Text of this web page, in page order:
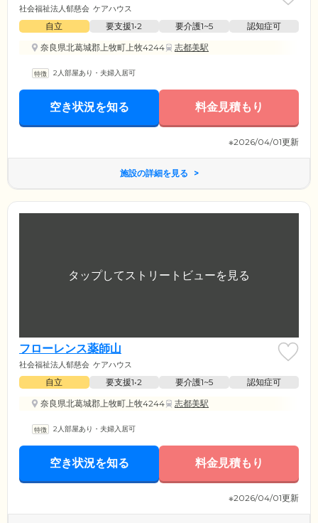
社会福祉法人郁慈会 ケアハウス
自立 要支援1•2 要介護1~5
認知症可
奈良県北葛城郡上牧町上牧4244
志都美駅
2人部屋あり・夫婦入居可
空き状況を知る 料金見積もり
※2026/04/01更新
施設の詳細を見る
フローレンス薬師山
社会福祉法人郁慈会 ケアハウス
自立 要支援1•2 要介護1~5
認知症可
奈良県北葛城郡上牧町上牧4244
志都美駅
2人部屋あり・夫婦入居可
空き状況を知る 料金見積もり
※2026/04/01更新